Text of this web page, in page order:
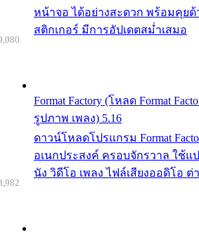
หน้าจอ ได้อย่างสะดวก พร้อมคุยด้
สติกเกอร์ มีการอัปเดตสม่ำเสมอ
Format Factory (โหลด Format
รูปภาพ เพลง) 5.16
ดาวน์โหลดโปรแกรม Format
อเนกประสงค์ ครอบจักรวาล ใช้แ
นัง วิดีโอ เพลง ไฟล์เสียงออดิโอ ต่